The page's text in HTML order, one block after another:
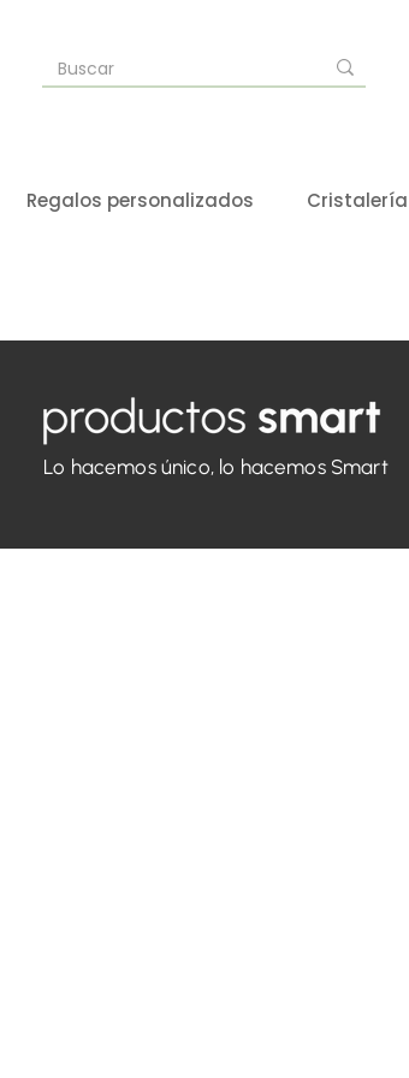
Regalos personalizados Cristalería
Lo hacemos único, lo hacemos Smart